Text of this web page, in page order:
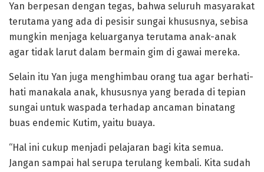
Yan berpesan dengan tegas, bahwa seluruh masyarakat
terutama yang ada di pesisir sungai khususnya, sebisa
mungkin menjaga keluarganya terutama anak-anak
agar tidak larut dalam bermain gim di gawai mereka.
Selain itu Yan juga menghimbau orang tua agar berhati-
hati manakala anak, khususnya yang berada di tepian
sungai untuk waspada terhadap ancaman binatang
buas endemic Kutim, yaitu buaya.
“Hal ini cukup menjadi pelajaran bagi kita semua.
Jangan sampai hal serupa terulang kembali. Kita sudah